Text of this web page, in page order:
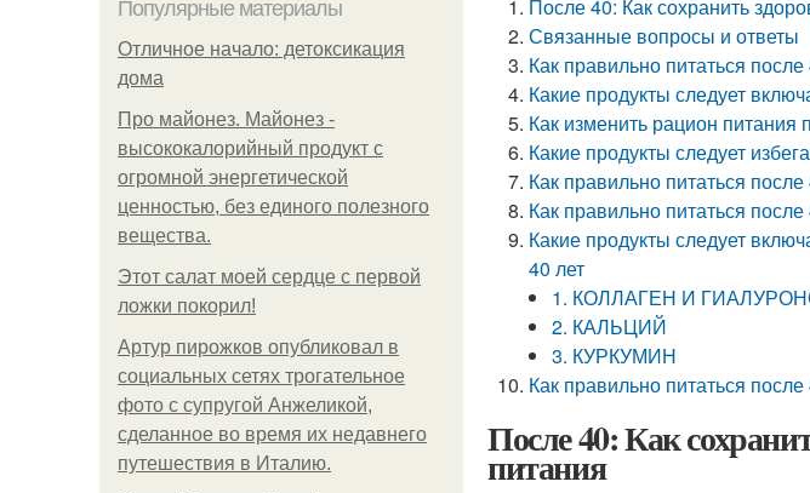
Популярные материалы
Отличное начало: детоксикация
дома
Про майонез. Майонез -
высококалорийный продукт с
огромной энергетической
ценностью, без единого полезного
вещества.
Этот салат моей сердце с первой
ложки покорил!
Артур пирожков опубликовал в
социальных сетях трогательное
фото с супругой Анжеликой,
сделанное во время их недавнего
путешествия в Италию.
После 40: Как сохранить
Связанные вопросы и ответы
Как правильно питаться
Какие продукты следует
Как изменить рацион питания
Какие продукты следует
Как правильно питаться
Как правильно питаться
Какие продукты следует
40 лет
1. КОЛЛАГЕН И
2. КАЛЬЦИЙ
3. КУРКУМИН
Как правильно питаться
После 40: Как
питания